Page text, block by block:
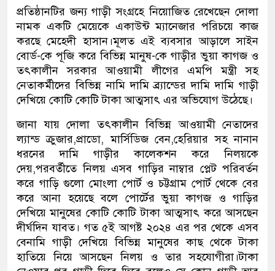
প্রতিষ্ঠানটির জন্য গাড়ী সংগ্রহে নিয়োজিত রেখেছেন দোলা
নামক একটি মেয়েকে একাউন্ট ম্যানেজার পরিচয়ে কাজ
করছে মেহেদী হাসান।মূলত এই ব্যবসার আড়ালে সাইন
বোর্ড-কে পূজি করে বিভিন্ন মানুষ-কে গাড়ীর ভুয়া কাগজ ও
তৎকালীন সরকার আওয়ামী লীগের এমপি মন্ত্রী সহ
নেতাকর্মীদের বিভিন্ন নামি দামি ব্র্যান্ডের দামি দামি গাড়ী
দেখিয়ে কোটি কোটি টাকা আত্মসাৎ এর অভিযোগ উঠেছে।
জানা যায় দোলা তৎকালীন বিভিন্ন আওয়ামী নেতাদের
ল্যান্ড ক্রুজার,প্রাডো, মার্সিডিজ বেন,হেরিয়ার সহ নানান
ধরনের দামি গাড়ীর কালেকশন করে নিলয়কে
দেয়,পরবর্তীতে নিলয় এসব গাড়ির নাম্বার প্লেট পরিবর্তন
করে গাড়ি গুলো মোংলা পোর্ট ও চট্টগ্রাম পোর্ট থেকে বের
করে আনা হয়েছে বলে পোর্টের ভুয়া কাগজ ও গাড়ির
দেখিয়ে মানুষের কোটি কোটি টাকা আত্মসাৎ করে আসছেন
দীর্ঘদিন যাবত। গত ৫ই আগষ্ট ২০২৪ এর পর থেকে এসব
বেনামি গাড়ী দেখিয়ে বিভিন্ন মানুষের কাছ থেকে টাকা
হাতিয়ে নিয়ে আসছেন নিলয় ও তার সহযোগীরা।টাকা